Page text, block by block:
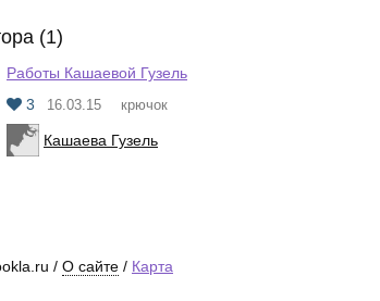
(1)
Работы Кашаевой Гузель
3
16.03.15 крючок
Кашаева Гузель
/ О сайте / Карта